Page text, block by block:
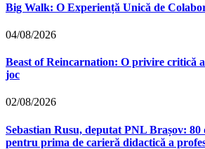
Big Walk: O Experiență Unică de
04/08/2026
Beast of Reincarnation: O privire critică
joc
02/08/2026
Sebastian Rusu, deputat PNL Brașov: 80
pentru prima de carieră didactică a